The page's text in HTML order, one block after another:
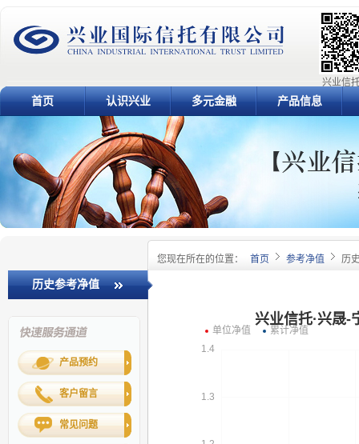
兴业信
首页 认识兴业 多元金融 产品信息
您现在所在的位置： 首页 参考净值 历
历史参考净值
产品预约
客户留言
常见问题